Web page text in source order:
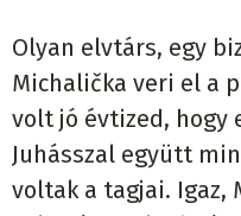
Olyan elvtárs, egy
Michalička veri el a
volt jó évtized, hogy
Juhásszal együtt
voltak a tagjai. Igaz,